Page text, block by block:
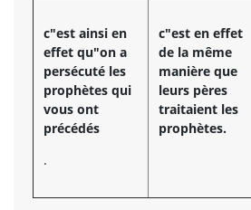
c"est ainsi en
effet qu"on a
persécuté les
prophètes qui
vous ont
précédés
.
c"est en effet
de la même
manière que
leurs pères
traitaient les
prophètes.